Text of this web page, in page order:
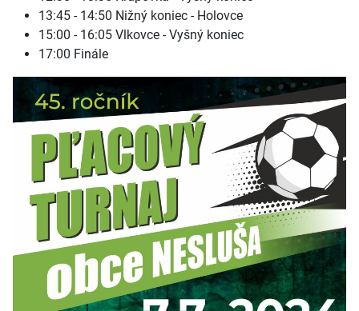
13:45 - 14:50 Nižný koniec - Holovce
15:00 - 16:05 Vlkovce - Vyšný koniec
17:00 Finále